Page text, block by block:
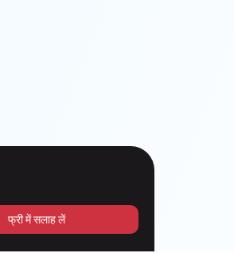
फ्री में सलाह लें